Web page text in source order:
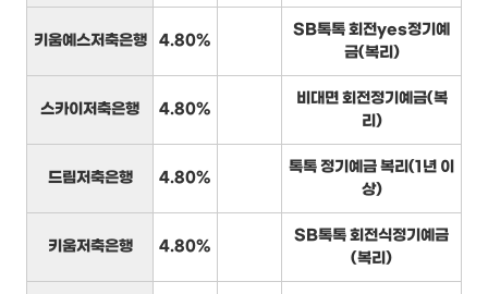
키움예스저축은행 4.80%
SB톡톡 회전yes정기예
금(복리)
스카이저축은행 4.80%
비대면 회전정기예금(복
리)
드림저축은행 4.80%
톡톡 정기예금 복리(1년 이
상)
키움저축은행 4.80%
SB톡톡 회전식정기예금
(복리)